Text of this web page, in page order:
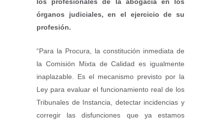
órganos judiciales, en el ejercicio de su
profesión.
“Para la Procura, la constitución inmediata de
la Comisión Mixta de Calidad es igualmente
inaplazable. Es el mecanismo previsto por la
Ley para evaluar el funcionamiento real de los
Tribunales de Instancia, detectar incidencias y
corregir las disfunciones que ya estamos